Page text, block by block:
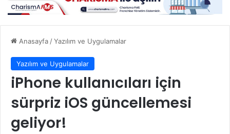
Anasayfa/Yazılım ve Uygulamalar
Yazılım ve Uygulamalar
iPhone kullanıcıları için
sürpriz iOS güncellemesi
geliyor!